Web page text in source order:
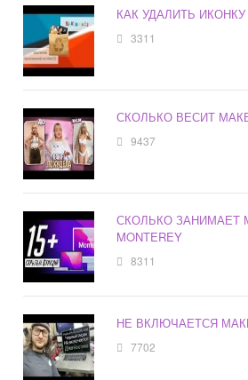
КАК УДАЛИТЬ
3311
СКОЛЬКО ВЕСИТ
9437
СКОЛЬКО ЗАНИМАЕТ
MONTEREY
8311
НЕ ВКЛЮЧАЕТСЯ
7702